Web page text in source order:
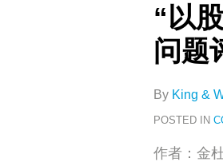
“以
问题
By King &
POSTED IN
作者：金
权
转
让
式
转
让